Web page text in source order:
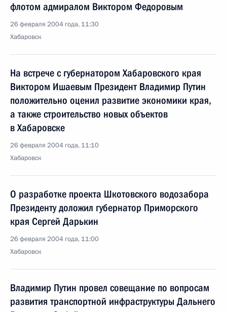
флотом адмиралом Виктором Федоровым
26 февраля 2004 года, 11:30
Хабаровск
На встрече с губернатором Хабаровского края
Виктором Ишаевым Президент Владимир Путин
положительно оценил развитие экономики края,
а также строительство новых объектов
в Хабаровске
26 февраля 2004 года, 11:10
Хабаровск
О разработке проекта Шкотовского водозабора
Президенту доложил губернатор Приморского
края Сергей Дарькин
26 февраля 2004 года, 11:00
Хабаровск
Владимир Путин провел совещание по вопросам
развития транспортной инфраструктуры Дальнего